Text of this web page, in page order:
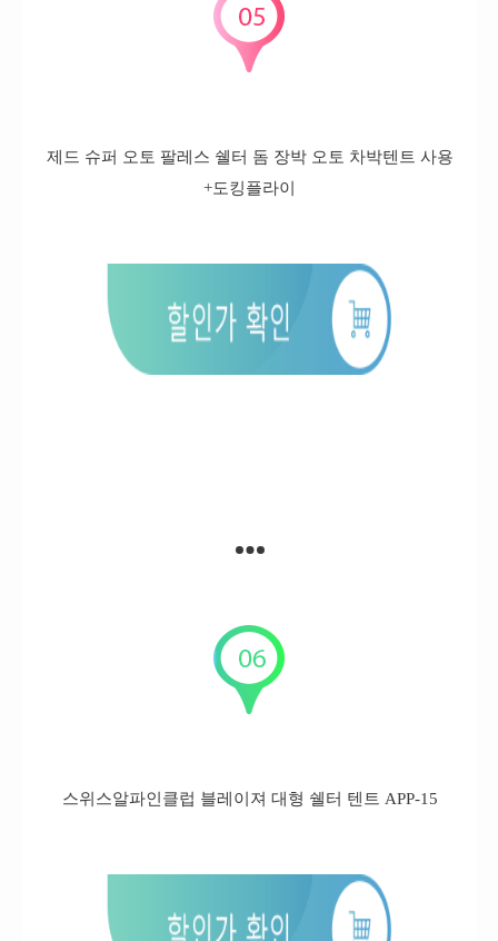
제드 슈퍼 오토 팔레스 쉘터 돔 장박 오토 차박텐트 사용
+도킹플라이
스위스알파인클럽 블레이져 대형 쉘터 텐트 APP-15